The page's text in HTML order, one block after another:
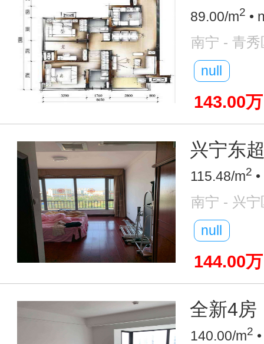
89.00/m2 •
南宁 - 青秀
null
143.00万
兴宁东
115.48/m2
南宁 - 兴宁
null
144.00万
全新4房
140.00/m2